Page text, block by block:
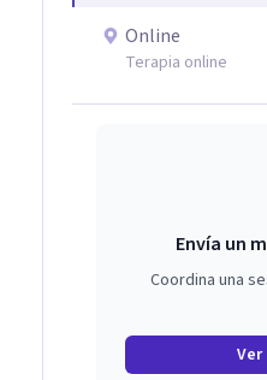
Online
Terapia online
Envía un
Coordina una